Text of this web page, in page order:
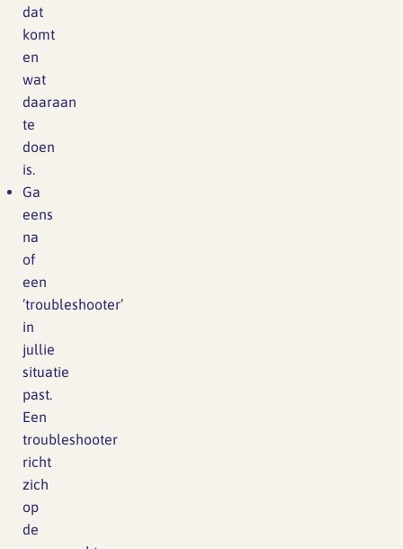
dat
komt
en
wat
daaraan
te
doen
is.
Ga
eens
na
of
een
’troubleshooter’
in
jullie
situatie
past.
Een
troubleshooter
richt
zich
op
de